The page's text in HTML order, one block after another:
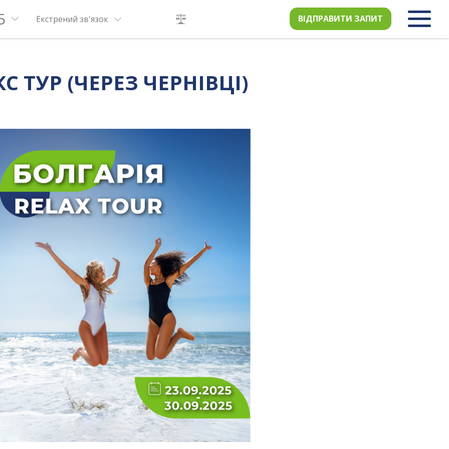
Екстрений зв'язок ВІДПРАВИТИ ЗАПИТ
ТУР (ЧЕРЕЗ ЧЕРНІВЦІ)